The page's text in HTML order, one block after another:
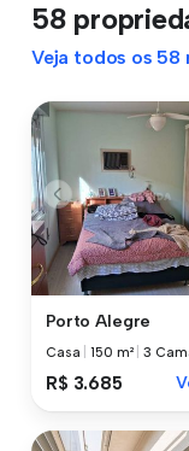
58
Veja todos os 58
Porto Alegre
Casa |150 m² |3
R$ 3.685